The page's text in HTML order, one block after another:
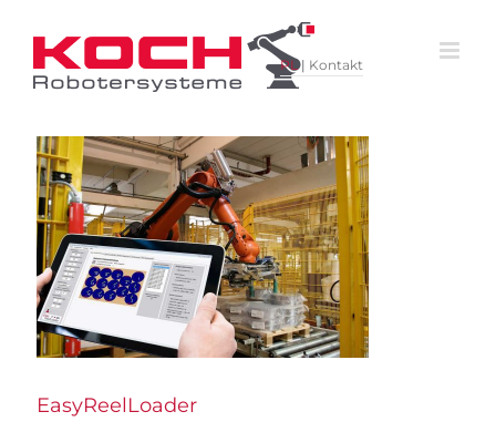
content
PL| Kontakt
EasyReelLoader